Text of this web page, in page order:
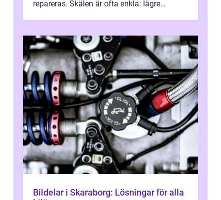
repareras. Skälen är ofta enkla: lägre
Bildelar i Skaraborg: Lösningar för alla